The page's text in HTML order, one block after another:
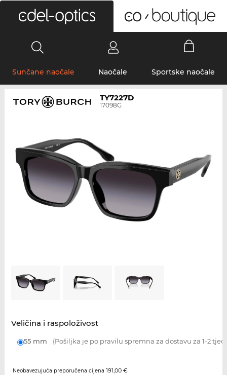
Sunčane naočale Naočale Sportske naočale
TY7227D
17098G
Veličina i raspoloživost
55 mm (Pošiljka je po pravilu spremna za dostavu za 1-2
Neobavezujuća preporučena cijena 191,00 €